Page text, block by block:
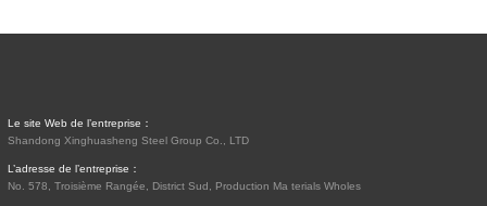
Le site Web de l’entreprise：
Shandong Xinghuasheng Steel Group Co., LTD
L’adresse de l’entreprise：
No. 578, Troisième Rangée, District Sud, Production Ma terials Wholes